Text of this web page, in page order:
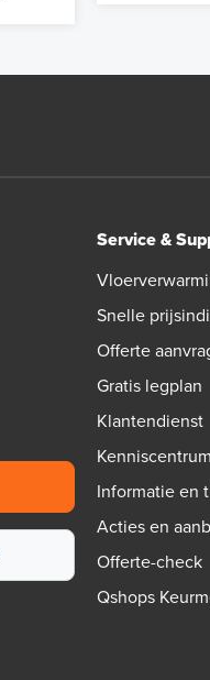
Service &
Snelle
Offerte
Gratis legplan
Klantendienst
Kenniscentrum
Informatie en
Acties en
Offerte-check
Qshops